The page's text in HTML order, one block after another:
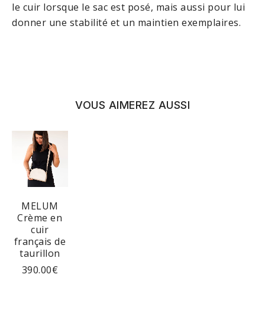
le cuir lorsque le sac est posé, mais aussi pour lui
donner une stabilité et un maintien exemplaires.
VOUS AIMEREZ AUSSI
MELUM
Crème en
cuir
français de
taurillon
390.00€